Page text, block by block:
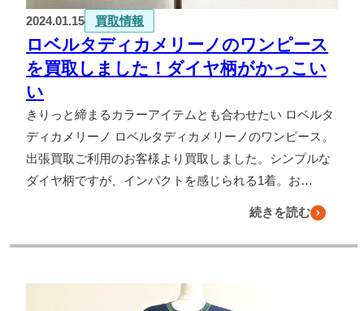
2024.01.15 買取情報
ロベルタディカメリーノのワンピース
を買取しました！ダイヤ柄がかっこい
い
きりっと締まるカラーアイテムとも合わせたい ロベルタ
ディカメリーノ ロベルタディカメリーノのワンピース。
出張買取ご利用のお客様より買取しました。シンプルな
ダイヤ柄ですが、インパクトを感じられる1着。お…
続きを読む